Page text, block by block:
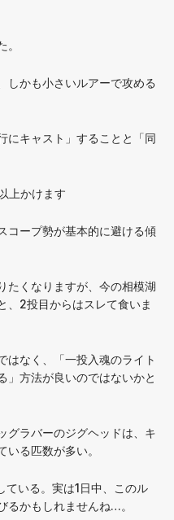
しかも小さいルアーで攻める
にキャスト」することと「同
上かけます
コープ勢が基本的に避ける傾
たくなりますが、今の相模湖
、2投目からはスレて食いま
はなく、「一投入魂のライト
」方法が良いのではないかと
グラバーのジグヘッドは、キ
る匹数が多い。
ている。実は1日中、このル
るかもしれませんね…。